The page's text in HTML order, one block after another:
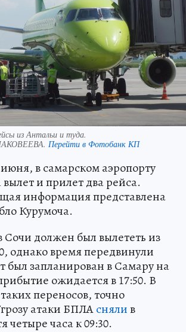
из Антальи и туда.
Перейти в Фотобанк КП
в самарском аэропорту
и прилет два рейса.
информация представлена
Курумоча.
Сочи должен был вылететь из
однако время передвинули
был запланирован в Самару на
ожидается в 17:50. В
переносов, точно
атаки БПЛАснялив
четыре часа к 09:30.